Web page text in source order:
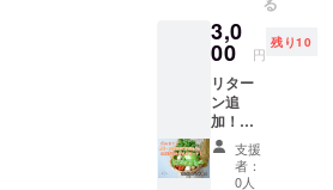
おちか
らを貸
してく
ださ
い。
一緒に
ワクワ
クする
移動販
3,0
00 円
残り10
リター
ン追
加！！
【農
薬・化
学肥
支援
者：
0人